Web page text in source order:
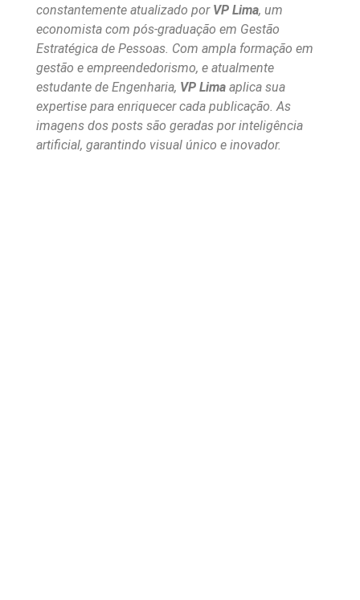
constantemente atualizado por VP Lima, um
economista com pós-graduação em Gestão
Estratégica de Pessoas. Com ampla formação em
gestão e empreendedorismo, e atualmente
estudante de Engenharia, VP Lima aplica sua
expertise para enriquecer cada publicação. As
imagens dos posts são geradas por inteligência
artificial, garantindo visual único e inovador.